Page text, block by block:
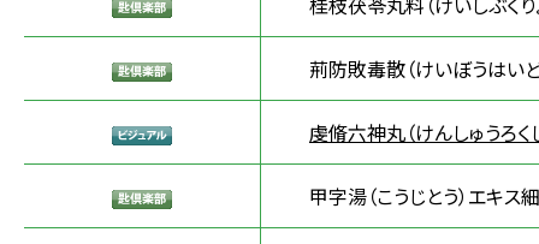
荊防敗毒散（けいぼうはい
虔脩六神丸（けんしゅうろく
甲字湯（こうじとう）エキス